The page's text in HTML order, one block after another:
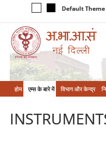
Default Theme
होम एम्‍स के बारे में विभाग और केन्‍द्र